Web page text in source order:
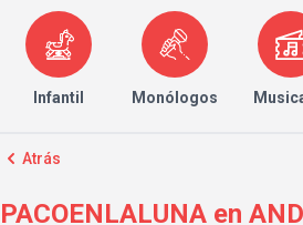
Infantil Monólogos
Atrás
PACOENLALUNA en